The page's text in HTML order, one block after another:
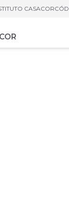
CASACOR